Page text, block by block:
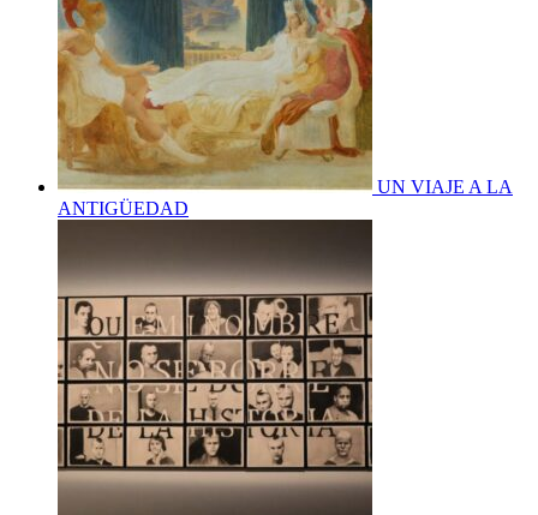
UN VIAJE A LA
ANTIGÜEDAD